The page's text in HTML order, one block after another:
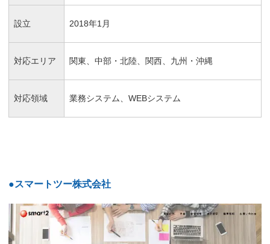
設立 2018年1月
対応エリア 関東、中部・北陸、関西、九州・沖縄
対応領域 業務システム、WEBシステム
●スマートツー株式会社